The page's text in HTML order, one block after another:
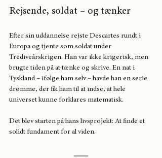
Rejsende, soldat – og tænker
Efter sin uddannelse rejste Descartes rundt i
Europa og tjente som soldat under
Trediveårskrigen. Han var ikke krigerisk, men
brugte tiden på at tænke og skrive. En nat i
Tyskland – ifølge ham selv – havde han en serie
drømme, der fik ham til at indse, at hele
universet kunne forklares matematisk.
Det blev starten på hans livsprojekt: At finde et
solidt fundament for al viden.